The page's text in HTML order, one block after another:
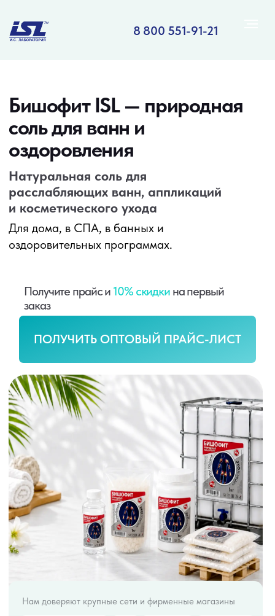
оздоровления
Получите прайс и10% скидки на первый
Нам доверяют крупные сети и фирменные магазины
ПОЛУЧИТЬ ОПТОВЫЙ ПРАЙС-ЛИСТ
Натуральная соль для
расслабляющих ванн, аппликаций
и косметического ухода
Для дома, в СПА, в банных и
оздоровительных программах.